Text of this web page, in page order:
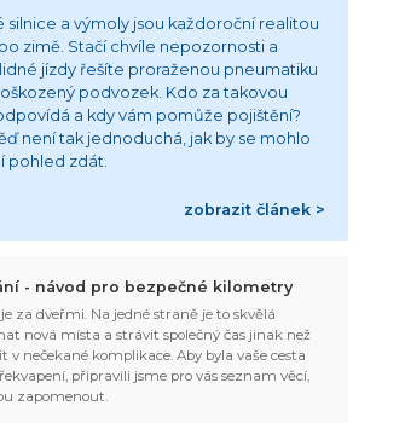
silnice a výmoly jsou každoroční realitou
zimě. Stačí chvíle nepozornosti a
jízdy řešíte proraženou pneumatiku
podvozek. Kdo za takovou
a kdy vám pomůže pojištění?
není tak jednoduchá, jak by se mohlo
pohled zdát.
zobrazit článek >
- návod pro bezpečné kilometry
za dveřmi. Na jedné straně je to skvělá
nová místa a strávit společný čas jinak než
nečekané komplikace. Aby byla vaše cesta
připravili jsme pro vás seznam věcí,
zapomenout.